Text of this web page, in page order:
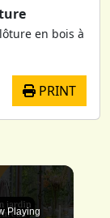
en bois à
PRINT
Playing